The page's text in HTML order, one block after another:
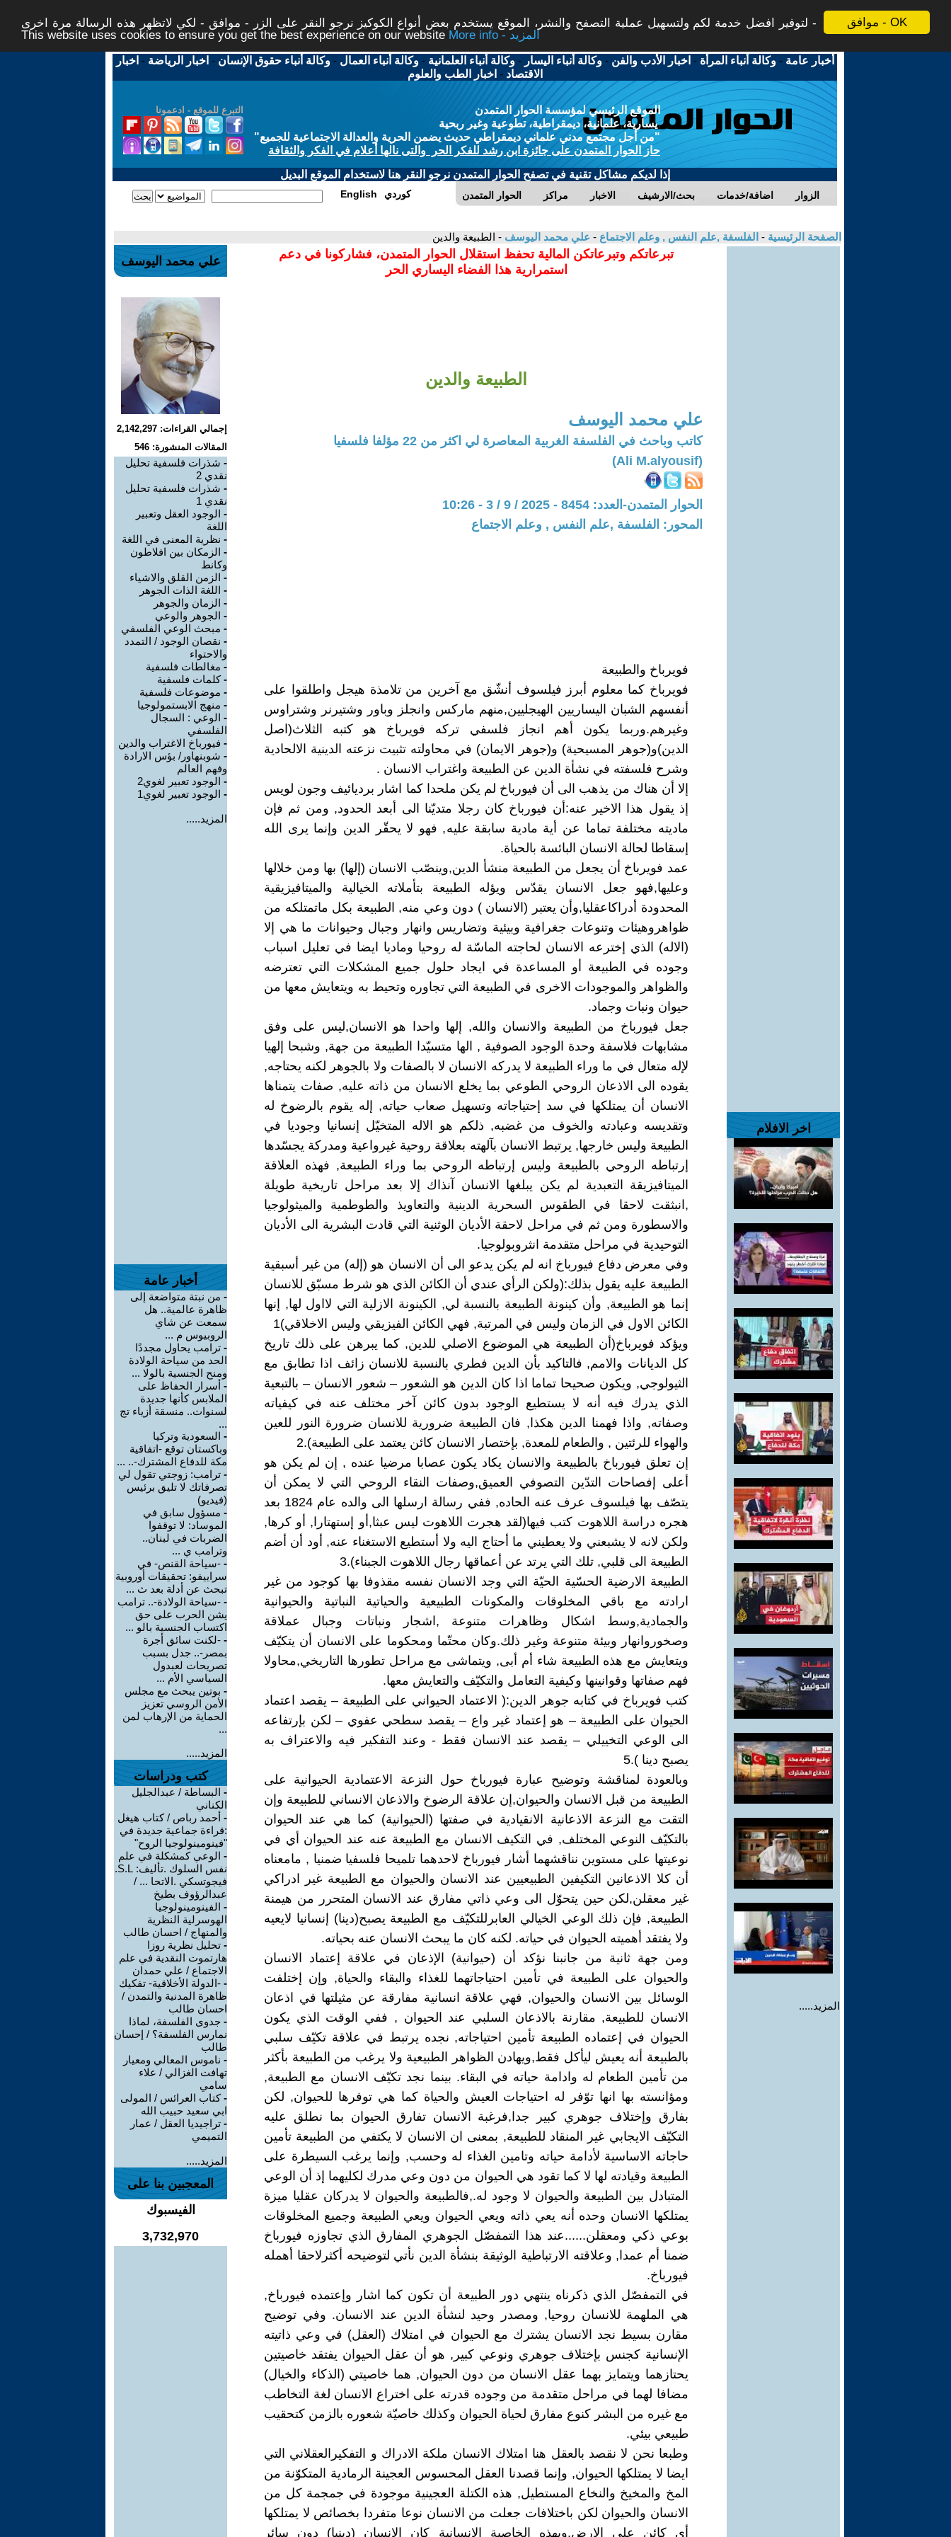
موافق - OK
لتوفير افضل خدمة لكم ولتسهيل عملية التصفح والنشر، الموقع يستخدم بعض أنواع الكوكيز نرجو النقر على الزر - موافق - لكي لاتظهر هذه الرسالة مرة اخرى -
This website uses cookies to ensure you get the best experience on our website
More info - المزيد
أخبار عامة -وكالة أنباء المرأة - اخبار الأدب والفن -وكالة أنباء اليسار -وكالة أنباء العلمانية -وكالة أنباء العمال -وكالة أنباء حقوق الإنسان - اخبار الرياضة - اخبار
الاقتصاد - اخبار الطب والعلوم
التبرع للموقع - ادعمونا
الموقع الرئيسي لمؤسسة الحوار المتمدن
يسارية، علمانية، ديمقراطية، تطوعية وغير ربحية
"من أجل مجتمع مدني علماني ديمقراطي حديث يضمن الحرية والعدالة الاجتماعية للجميع"
حاز الحوار المتمدن على جائزة ابن رشد للفكر الحر والتى نالها أعلام في الفكر والثقافة
إذا لديكم مشاكل تقنية في تصفح الحوار المتمدن نرجو النقر هنا لاستخدام الموقع البديل
الحوار المتمدن مراكز الاخبار بحث/الارشيف اضافة/خدمات الزوار English كوردي
الصفحة الرئيسية - الفلسفة ,علم النفس , وعلم الاجتماع - علي محمد اليوسف - الطبيعة والدين
اخر الافلام
المزيد.....
تبرعاتكم وتبرعاتكن المالية تحفظ استقلال الحوار المتمدن، فشاركونا في دعم
استمرارية هذا الفضاء اليساري الحر
الطبيعة والدين
علي محمد اليوسف
كاتب وباحث في الفلسفة الغربية المعاصرة لي اكثر من 22 مؤلفا فلسفيا
(Ali M.alyousif)
الحوار المتمدن-العدد: 8454 - 2025 / 9 / 3 - 10:26
المحور: الفلسفة ,علم النفس , وعلم الاجتماع
فويرباخ والطبيعة
فويرباخ كما معلوم أبرز فيلسوف أنشّق مع آخرين من تلامذة هيجل واطلقوا على
أنفسهم الشبان اليساريين الهيجليين,منهم ماركس وانجلز وباور وشتيرنر وشتراوس
وغيرهم.وربما يكون أهم انجاز فلسفي تركه فويرباخ هو كتبه الثلاث(اصل
الدين)و(جوهر المسيحية) و(جوهر الايمان) في محاولته تثبيت نزعته الدينية الالحادية
وشرح فلسفته في نشأة الدين عن الطبيعة واغتراب الانسان .
إلا أن هناك من يذهب الى أن فيورباخ لم يكن ملحدا كما اشار برديائيف وجون لويس
إذ يقول هذا الاخير عنه:أن فيورباخ كان رجلا متديّنا الى أبعد الحدود, ومن ثم فإن
ماديته مختلفة تماما عن أية مادية سابقة عليه, فهو لا يحقّر الدين وإنما يرى الله
إسقاطا لحالة الانسان البائسة بالحياة.
عمد فويرباخ أن يجعل من الطبيعة منشأ الدين,وينصّب الانسان (إلها) بها ومن خلالها
وعليها,فهو جعل الانسان يقدّس ويؤله الطبيعة بتأملاته الخيالية والميتافيزيقية
المحدودة أدراكاعقليا,وأن يعتبر (الانسان ) دون وعي منه, الطبيعة بكل ماتمتلكه من
ظواهروهيئات وتنوعات جغرافية وبيئية وتضاريس وانهار وجبال وحيوانات ما هي إلا
(الاله) الذي إخترعه الانسان لحاجته الماسّة له روحيا وماديا ايضا في تعليل اسباب
وجوده في الطبيعة أو المساعدة في ايجاد حلول جميع المشكلات التي تعترضه
والظواهر والموجودات الاخرى في الطبيعة التي تجاوره وتحيط به ويتعايش معها من
حيوان ونبات وجماد.
جعل فيورباخ من الطبيعة والانسان والله, إلها واحدا هو الانسان,ليس على وفق
مشابهات فلاسفة وحدة الوجود الصوفية , الها متسيّدا الطبيعة من جهة, وشبحا إلهيا
لإله متعال في ما وراء الطبيعة لا يدركه الانسان لا بالصفات ولا بالجوهر لكنه يحتاجه,
يقوده الى الاذعان الروحي الطوعي بما يخلع الانسان من ذاته عليه, صفات يتمناها
الانسان أن يمتلكها في سد إحتياجاته وتسهيل صعاب حياته, إله يقوم بالرضوخ له
وتقديسه وعبادته والخوف من غضبه, ذلكم هو الاله المتخيّل إنسانيا وجوديا في
الطبيعة وليس خارجها, يرتبط الانسان بآلهته بعلاقة روحية غيرواعية ومدركة يجسّدها
إرتباطه الروحي بالطبيعة وليس إرتباطه الروحي بما وراء الطبيعة, فهذه العلاقة
الميتافيزيقة التعبدية لم يكن يبلغها الانسان آنذاك إلا بعد مراحل تاريخية طويلة
,انبثقت لاحقا في الطقوس السحرية الدينية والتعاويذ والطوطمية والميثولوجيا
والاسطورة ومن ثم في مراحل لاحقة الأديان الوثنية التي قادت البشرية الى الأديان
التوحيدية في مراحل متقدمة انثروبولوجيا.
وفي معرض دفاع فيورباخ انه لم يكن يدعو الى أن الانسان هو (إله) من غير أسبقية
الطبيعة عليه يقول بذلك:(ولكن الرأي عندي أن الكائن الذي هو شرط مسبّق للانسان
إنما هو الطبيعة, وأن كينونة الطبيعة بالنسبة لي, الكينونة الازلية التي لااول لها, إنها
الكائن الاول في الزمان وليس في المرتبة, فهي الكائن الفيزيقي وليس الاخلاقي)1
ويؤكد فويرباخ(أن الطبيعة هي الموضوع الاصلي للدين, كما يبرهن على ذلك تاريخ
كل الديانات والامم, فالتاكيد بأن الدين فطري بالنسبة للانسان زائف اذا تطابق مع
الثيولوجي, ويكون صحيحا تماما اذا كان الدين هو الشعور – شعور الانسان – بالتبعية
الذي يدرك فيه أنه لا يستطيع الوجود بدون كائن آخر مختلف عنه في كيفياته
وصفاته, واذا فهمنا الدين هكذا, فان الطبيعة ضرورية للانسان ضرورة النور للعين
والهواء للرئتين , والطعام للمعدة, بإختصار الانسان كائن يعتمد على الطبيعة).2
إن تعلق فيورباخ بالطبيعة والانسان يكاد يكون عصابا مرضيا عنده , إن لم يكن هو
أعلى إفصاحات التدّين التصوفي العميق,وصفات النقاء الروحي التي لا يمكن أن
يتصّف بها فيلسوف عرف عنه الحاده, ففي رسالة ارسلها الى والده عام 1824 بعد
هجره دراسة اللاهوت كتب فيها(لقد هجرت اللاهوت ليس عبثا,أو إستهتارا, أو كرها,
ولكن لانه لا يشبعني ولا يعطيني ما أحتاج اليه ولا أستطيع الاستغناء عنه, أود أن أضم
الطبيعة الى قلبي, تلك التي يرتد عن أعماقها رجال اللاهوت الجبناء).3
الطبيعة الارضية الحسّية الحيّة التي وجد الانسان نفسه مقذوفا بها كوجود من غير
ارادته مع باقي المخلوقات والمكونات الطبيعية والحياتية النباتية والحيوانية
والجمادية,وسط اشكال وظاهرات متنوعة ,اشجار ونباتات وجبال عملاقة
وصخوروانهار وبيئة متنوعة وغير ذلك.وكان محتّما ومحكوما على الانسان أن يتكيّف
ويتعايش مع هذه الطبيعة شاء أم أبى, ويتماشى مع مراحل تطورها التاريخي,محاولا
فهم صفاتها وقوانينها وكيفية التعامل والتكيّف والتعايش معها.
كتب فويرباخ في كتابه جوهر الدين:( الاعتماد الحيواني على الطبيعة – يقصد اعتماد
الحيوان على الطبيعة – هو إعتماد غير واع – يقصد سطحي عفوي – لكن بإرتفاعه
الى الوعي التخييلي – يقصد عند الانسان فقط - وعند التفكير فيه والاعتراف به
يصبح دينا ).5
وبالعودة لمناقشة وتوضيح عبارة فيورباخ حول النزعة الاعتمادية الحيوانية على
الطبيعة من قبل الانسان والحيوان,إن علاقة الرضوخ والاذعان الانساني للطبيعة وإن
التقت مع النزعة الاذعانية الانقيادية في صفتها (الحيوانية) كما هي عند الحيوان
بالتكيّف النوعي المختلف, في التكيف الانسان مع الطبيعة عنه عند الحيوان أي في
نوعيتها على مستوين نناقشهما أشار فيورباخ لاحدهما تلميحا فلسفيا ضمنيا , مامعناه
أن كلا الاذعانين التكيفين الطبيعيين عند الانسان والحيوان مع الطبيعة غير ادراكي
غير معقلن,لكن حين يتحوّل الى وعي ذاتي مفارق عند الانسان المتحرر من هيمنة
الطبيعة, فإن ذلك الوعي الخيالي العابرللتكيّف مع الطبيعة يصبح(دينا) إنسانيا لايعيه
ولا يفتقد أهميته الحيوان في حياته. لكنه كان ما يبحث الانسان عنه بحياته.
ومن جهة ثانية من جانبنا نؤكد أن (حيوانية) الإذعان في علاقة إعتماد الانسان
والحيوان على الطبيعة في تأمين احتياجاتهما للغذاء والبقاء والحياة, وإن إختلفت
الوسائل بين الانسان والحيوان, فهي علاقة انسانية مفارقة عن مثيلتها في اذعان
الانسان للطبيعة, مقارنة بالاذعان السلبي عند الحيوان , ففي الوقت الذي يكون
الحيوان في إعتماده الطبيعة تأمين احتياجاته, نجده يرتبط في علاقة تكيّف سلبي
بالطبيعة أنه يعيش ليأكل فقط,ويهادن الظواهر الطبيعية ولا يرغب من الطبيعة بأكثر
من تأمين الطعام له وادامة حياته في البقاء. بينما نجد تكيّف الانسان مع الطبيعة,
ومؤانسته بها انها توّفر له احتياجات العيش والحياة كما هي توفرها للحيوان, لكن
بفارق وإختلاف جوهري كبير جدا,فرغبة الانسان تفارق الحيوان بما نطلق عليه
التكيّف الايجابي غير المنقاد للطبيعة, بمعنى ان الانسان لا يكتفي من الطبيعة تأمين
حاجاته الاساسية لأدامة حياته وتامين الغذاء له وحسب, وإنما يرغب السيطرة على
الطبيعة وقيادته لها لا كما تقود هي الحيوان من دون وعي مدرك لكليهما إذ أن الوعي
المتبادل بين الطبيعة والحيوان لا وجود له.,فالطبيعة والحيوان لا يدركان عقليا ميزة
يمتلكها الانسان وحده أنه يعي ذاته ويعي الحيوان ويعي الطبيعة وجميع المخلوقات
بوعي ذكي ومعقلن......عند هذا التمفصّل الجوهري المفارق الذي تجاوزه فيورباخ
ضمنا أم عمدا, وعلاقته الارتباطية الوثيقة بنشأة الدين نأتي لتوضيحه أكثرلاحقا أهمله
فيورباخ.
في التمفصّل الذي ذكرناه ينتهي دور الطبيعة أن تكون كما اشار وإعتمده فيورباخ,
هي الملهمة للانسان روحيا, ومصدر وحيد لنشأة الدين عند الانسان. وفي توضيح
مقارن بسيط نجد الانسان يشترك مع الحيوان في امتلاك (العقل) في وعي ذاتيته
الإنسانية كجنس بإختلاف جوهري ونوعي كبير, هو أن عقل الحيوان يفتقد خاصيتين
يحتازهما ويتمايز بهما عقل الانسان من دون الحيوان, هما خاصيتي (الذكاء والخيال)
مضافا لهما في مراحل متقدمة من وجوده قدرته على اختراع الانسان لغة التخاطب
مع غيره من البشر كنوع مفارق لحياة الحيوان وكذلك خاصيّة شعوره بالزمن كتحقيب
طبيعي بيئي.
وطبعا نحن لا نقصد بالعقل هنا امتلاك الانسان ملكة الادراك و التفكيرالعقلاني التي
ايضا لا يمتلكها الحيوان, وإنما قصدنا العقل المحسوس العجينة الرمادية المتكوّنة من
المخ والمخيخ والنخاع المستطيل, هذه الكتلة العجينية موجودة في جمجمة كل من
الانسان والحيوان لكن باختلافات جعلت من الانسان نوعا متفردا بخصائص لا يمتلكها
أي كائن على الارض.وبهذه الخاصية الانسانية كان الانسان (دينيا) دون سائر
علي محمد اليوسف
إجمالي القراءات: 2,142,297
المقالات المنشورة: 546
- شذرات فلسفية تحليل
نقدي 2
- شذرات فلسفية تحليل
نقدي 1
- الوجود العقل وتعبير
اللغة
- نظرية المعنى في اللغة
- الزمكان بين افلاطون
وكانط
- الزمن القلق والاشياء
- اللغة الذات الجوهر
- الزمان والجوهر
- الجوهر والوعي
- مبحث الوعي الفلسفي
- نقصان الوجود / التمدد
والاحتواء
- مغالطات فلسفية
-كلمات فلسفية
- موضوعات فلسفية
- منهج الابستمولوجيا
- الوعي : السجال
الفلسفي
- فيورباخ الاغتراب والدين
- شوبنهاور/ بؤس الارادة
وفهم العالم
- الوجود تعبير لغوي2
- الوجود تعبير لغوي1
المزيد.....
أخبار عامة
- من نبتة متواضعة إلى
ظاهرة عالمية.. هل
سمعت عن شاي
الروبيوس م ...
- ترامب يحاول مجددًا
الحد من سياحة الولادة
ومنح الجنسية بالولا ...
- أسرار الحفاظ على
الملابس كأنها جديدة
لسنوات.. منسقة أزياء تج
...
- السعودية وتركيا
وباكستان توقع -اتفاقية
مكة للدفاع المشترك-.. ...
- ترامب: زوجتي تقول لي
تصرفاتك لا تليق برئيس
(فيديو)
- مسؤول سابق في
الموساد: لا توقفوا
الضربات في لبنان..
وترامب ي ...
- -سياحة القنص- في
سراييفو: تحقيقات أوروبية
تبحث عن أدلة بعد ث ...
- -سياحة الولادة-.. ترامب
يشن الحرب على حق
اكتساب الجنسية بالو ...
- -لكنت سائق أجرة
بمصر-.. جدل بسبب
تصريحات لعبدول
السياسي الأم ...
- بوتين يبحث مع مجلس
الأمن الروسي تعزيز
الحماية من الإرهاب لمن
...
المزيد.....
كتب ودراسات
- البساطة / عبدالجليل
الكناني
- أحمد رباص / كتاب هيغل
:قراءة جماعية جديدة في
"فينومينولوجيا الروح"
- الوعي كمشكلة في علم
نفس السلوك .تأليف: S.L.
فيجوتسكي .الاتحا ... /
عبدالرؤوف بطيخ
- الفينومينولوجيا
الهوسرلية النظرية
والمنهاج / احسان طالب
- تحليل نظرية روزا
هارتموت النقدية في علم
الاجتماع / علي حمدان
- -الدولة الأخلاقية- تفكيك
ظاهرة المدنية والتمدن /
احسان طالب
- جدوى الفلسفة، لماذا
نمارس الفلسفة؟ / إحسان
طالب
- ناموس المعالي ومعيار
تهافت الغزالي / علاء
سامي
-كتاب العرائس / المولى
ابي سعيد حبيب الله
- تراجيديا العقل / عمار
التميمي
المزيد.....
المعجبين بنا على
الفيسبوك
3,732,970